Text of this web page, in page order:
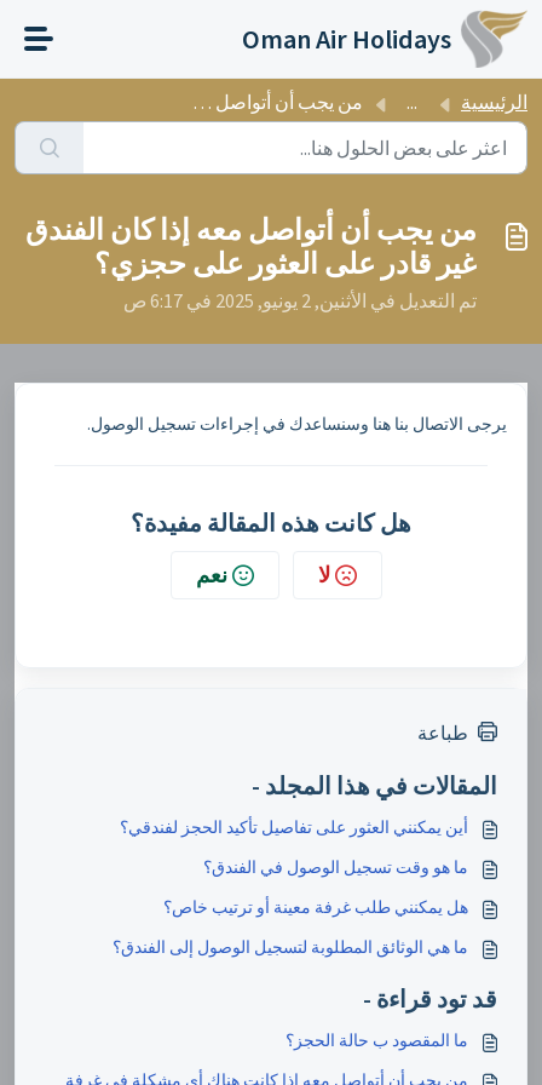
التخطّي إلى المحتوى الرئيسي
Oman Air Holidays
الرئيسية ... من يجب أن أتواصل معه إذا كان الفندق غير قادر على العثور ع...
من يجب أن أتواصل معه إذا كان الفندق
غير قادر على العثور على حجزي؟
تم التعديل في الأثنين, 2 يونيو, 2025 في 6:17 ص
يرجى الاتصال بنا هنا وسنساعدك في إجراءات تسجيل الوصول.
هل كانت هذه المقالة مفيدة؟
لا نعم
طباعة
المقالات في هذا المجلد -
أين يمكنني العثور على تفاصيل تأكيد الحجز لفندقي؟
ما هو وقت تسجيل الوصول في الفندق؟
هل يمكنني طلب غرفة معينة أو ترتيب خاص؟
ما هي الوثائق المطلوبة لتسجيل الوصول إلى الفندق؟
قد تود قراءة -
ما المقصود ب حالة الحجز؟
من يجب أن أتواصل معه إذا كانت هناك أي مشكلة في غرفة